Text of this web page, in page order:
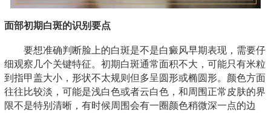
面部初期白斑的识别要点
要想准确判断脸上的白斑是不是白癜风早期表现，需要仔
细观察几个关键特征。初期白斑通常面积不大，可能只有米粒
到指甲盖大小，形状不太规则但多呈圆形或椭圆形。颜色方面
往往比较淡，可能是浅白色或者云白色，和周围正常皮肤的界
限不是特别清晰，有时候周围会有一圈颜色稍微深一点的边